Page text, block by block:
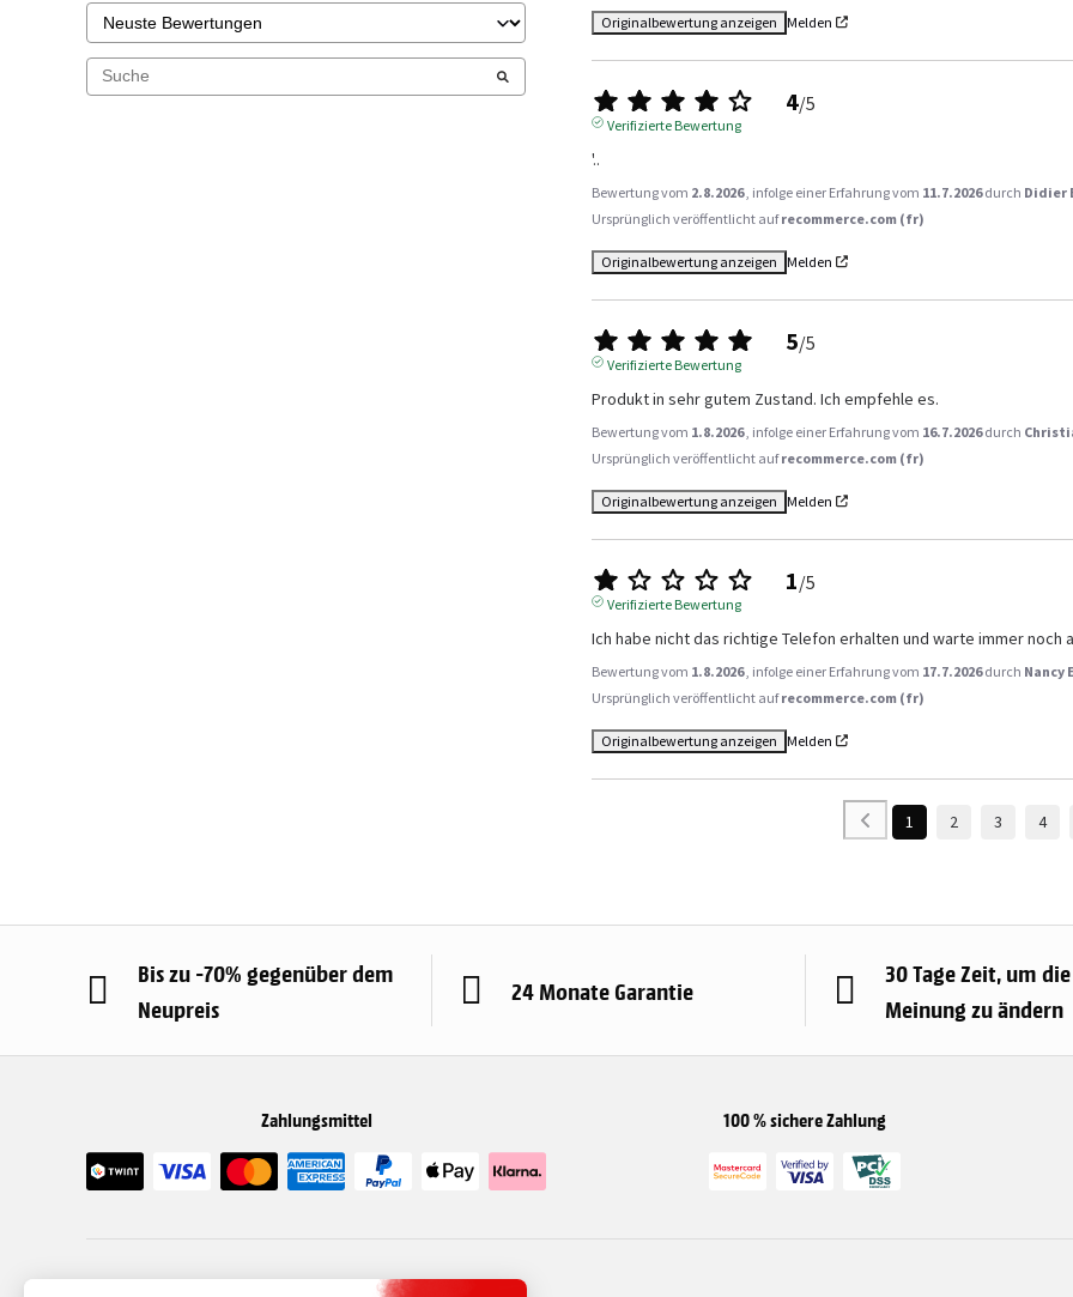
Originalbewertung anzeigen Melden
4/5
Verifizierte Bewertung
'..
Bewertung vom 2.8.2026 , infolge einer Erfahrung vom 11.7.2026durch Didier
Ursprünglich veröffentlicht aufrecommerce.com (fr)
Originalbewertung anzeigen Melden
5/5
Verifizierte Bewertung
Produkt in sehr gutem Zustand. Ich empfehle es.
Bewertung vom 1.8.2026 , infolge einer Erfahrung vom 16.7.2026durch
Ursprünglich veröffentlicht aufrecommerce.com (fr)
Originalbewertung anzeigen Melden
1/5
Verifizierte Bewertung
Ich habe nicht das richtige Telefon erhalten und warte immer noch
Bewertung vom 1.8.2026 , infolge einer Erfahrung vom 17.7.2026durch Nancy
Ursprünglich veröffentlicht aufrecommerce.com (fr)
Originalbewertung anzeigen Melden
1 2 3 4
Bis zu -70% gegenüber dem
Neupreis
24 Monate Garantie
30 Tage Zeit, um die
Meinung zu ändern
Zahlungsmittel 100 % sichere Zahlung